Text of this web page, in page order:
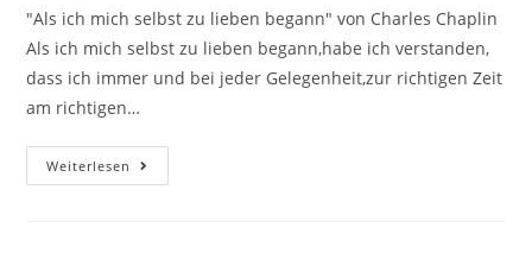
"Als ich mich selbst zu lieben begann" von Charles Chaplin
Als ich mich selbst zu lieben begann,habe ich verstanden,
dass ich immer und bei jeder Gelegenheit,zur richtigen Zeit
am richtigen…
Weiterlesen Gedicht
Von